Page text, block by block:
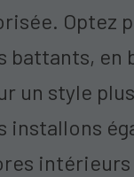
Optez
battants, en
un style plus
installons